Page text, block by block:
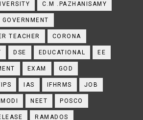
C.M .PAZHANISAMY
TEACHER CORONA
DSE EDUCATIONAL EE
EXAM GOD
IAS IFHRMS JOB
MODI NEET POSCO
RAMADOS